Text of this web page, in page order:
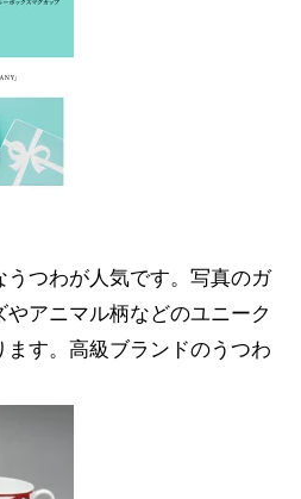
つわが人気です。写真のガ
アニマル柄などのユニーク
す。高級ブランドのうつわ